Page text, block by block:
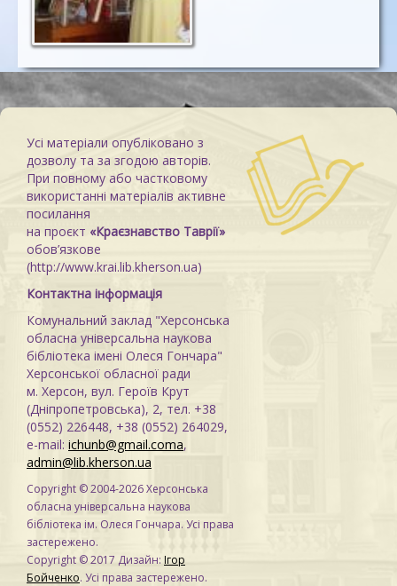
Усі матеріали опубліковано з
дозволу та за згодою авторів.
При повному або частковому
використанні матеріалів активне
посилання
на проєкт «Краєзнавство Таврії»
обов’язкове
(http://www.krai.lib.kherson.ua)
Контактна інформація
Комунальний заклад "Херсонська
обласна універсальна наукова
бібліотека імені Олеся Гончара"
Херсонської обласної ради
м. Херсон, вул. Героїв Крут
(Дніпропетровська), 2, тел. +38
(0552) 226448, +38 (0552) 264029,
e-mail: ichunb@gmail.coma,
admin@lib.kherson.ua
Copyright © 2004-2026 Херсонська
обласна універсальна наукова
бібліотека ім. Олеся Гончара. Усі права
застережено.
Copyright © 2017 Дизайн: Ігор
Бойченко. Усі права застережено.